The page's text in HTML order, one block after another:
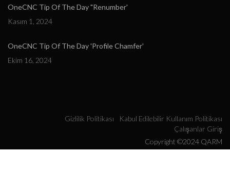
OneCNC Tip Of The Day "Renumber'
Kasım 1, 2024
OneCNC Tip Of The Day 'Profile Chamfer'
Ekim 16, 2024
Gizlilik Politikası
Kabul Edilebilir Kullanım Politikası
Çalışanlar Giriş
Copyright ©2024 QARM